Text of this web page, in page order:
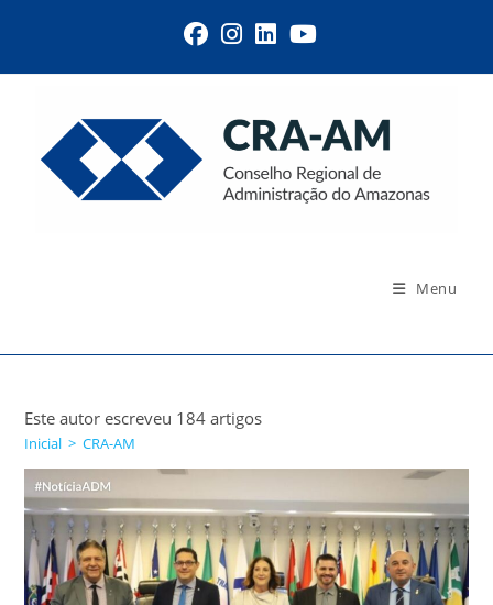
Menu
Este autor escreveu 184 artigos
Inicial > CRA-AM